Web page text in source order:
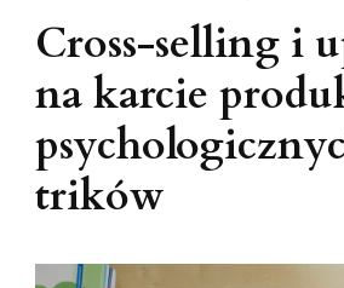
Cross-selling i
na karcie
trików